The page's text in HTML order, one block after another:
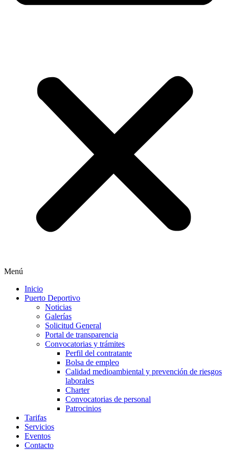
Menú
Inicio
Puerto Deportivo
Noticias
Galerías
Solicitud General
Portal de transparencia
Convocatorias y trámites
Perfil del contratante
Bolsa de empleo
Calidad medioambiental y prevención de riesgos
laborales
Charter
Convocatorias de personal
Patrocinios
Tarifas
Servicios
Eventos
Contacto